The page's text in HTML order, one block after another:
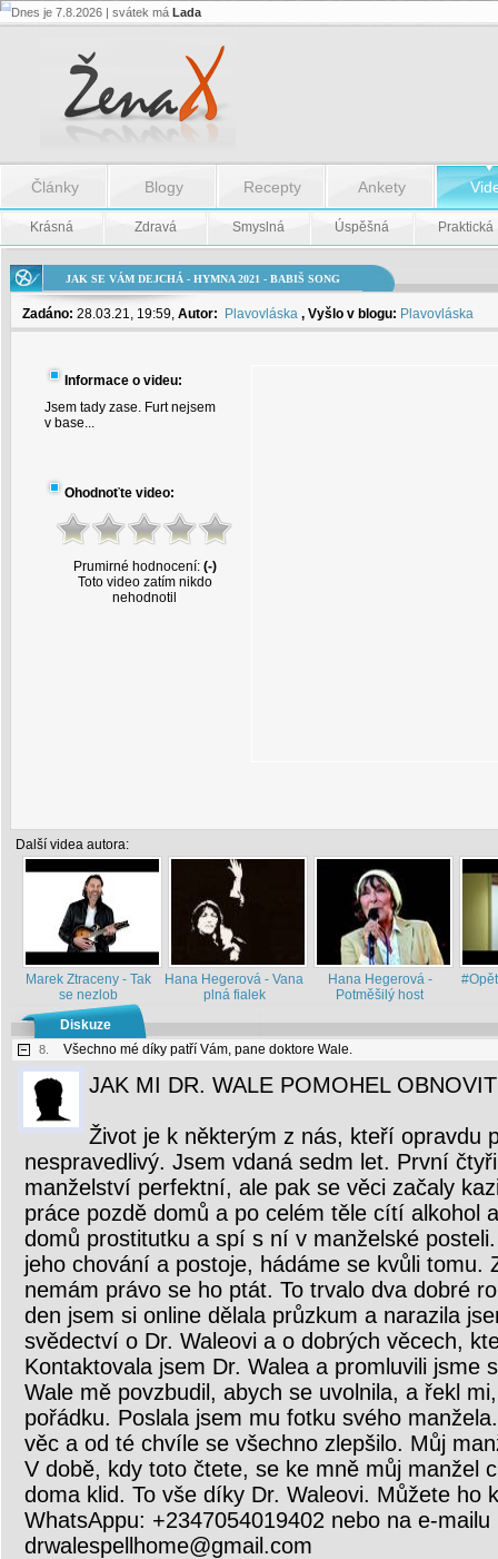
JAK
Babiš
SONG
-
SE
DEJCHÁ
HYMNA
2021
Dnes je 7.8.2026 | svátek má Lada
Články Blogy Recepty Ankety
Krásná Zdravá Smyslná Úspěšná Praktická
JAK SE VÁM DEJCHÁ - HYMNA 2021 - BABIŠ SONG
Zadáno: 28.03.21, 19:59, Autor: Plavovláska , Vyšlo v blogu: Plavovláska
Informace o videu:
Jsem tady zase. Furt nejsem
v base...
Ohodnoťte video:
Prumirné hodnocení: (-)
Toto video zatím nikdo
nehodnotil
Další videa autora:
Marek Ztraceny - Tak
se nezlob
Hana Hegerová - Vana
plná fialek
Hana Hegerová -
Potměšilý host
Diskuze
8. Všechno mé díky patří Vám, pane doktore Wale.
JAK MI DR. WALE POMOHEL
Život je k některým z nás, kteří opravdu
nespravedlivý. Jsem vdaná sedm let. První
manželství perfektní, ale pak se věci začaly
práce pozdě domů a po celém těle cítí alkohol
domů prostitutku a spí s ní v manželské
jeho chování a postoje, hádáme se kvůli tomu.
nemám právo se ho ptát. To trvalo dva dobré
den jsem si online dělala průzkum a narazila
svědectví o Dr. Waleovi a o dobrých věcech,
Kontaktovala jsem Dr. Walea a promluvili jsme
Wale mě povzbudil, abych se uvolnila, a řekl
pořádku. Poslala jsem mu fotku svého
věc a od té chvíle se všechno zlepšilo. Můj
V době, kdy toto čtete, se ke mně můj manžel
doma klid. To vše díky Dr. Waleovi. Můžete ho
WhatsAppu: +2347054019402 nebo na e-mailu
drwalespellhome@gmail.com